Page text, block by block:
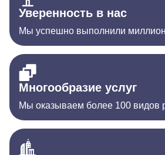
Уверенность в нас
Мы успешно выполнили
Многообразие услуг
Мы оказываем более 100 видов